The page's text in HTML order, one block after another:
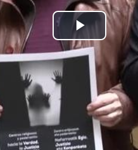
Bideoa
hasi